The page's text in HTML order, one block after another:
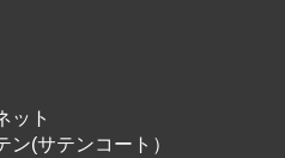
ット
(サテンコート）